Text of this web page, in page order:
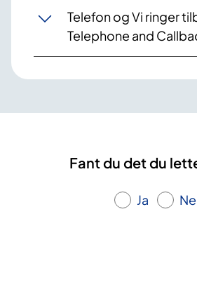
Telefon og Vi ringer
Telephone and
Fant du det du
Ja